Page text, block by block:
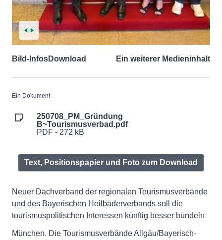
Bild-InfosDownload Ein weiterer Medieninhalt
Ein Dokument
250708_PM_Gründung
B~Tourismusverbad.pdf
PDF - 272 kB
Text, Positionspapier und Foto zum Download
Neuer Dachverband der regionalen Tourismusverbände
und des Bayerischen Heilbäderverbands soll die
tourismuspolitischen Interessen künftig besser bündeln
München. Die Tourismusverbände Allgäu/Bayerisch-